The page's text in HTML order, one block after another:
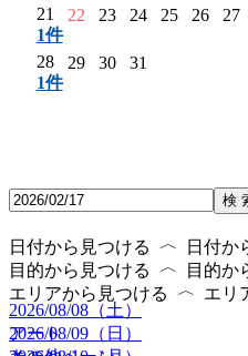
21
1件
22 23 24 25 26 27
28
1件
29 30 31
検
日付から見つける 〈 日付か
2026/08/08（土）
2026/08/09（日）
目的から見つける 〈 目的か
アート
エリアから見つける 〈 エリ